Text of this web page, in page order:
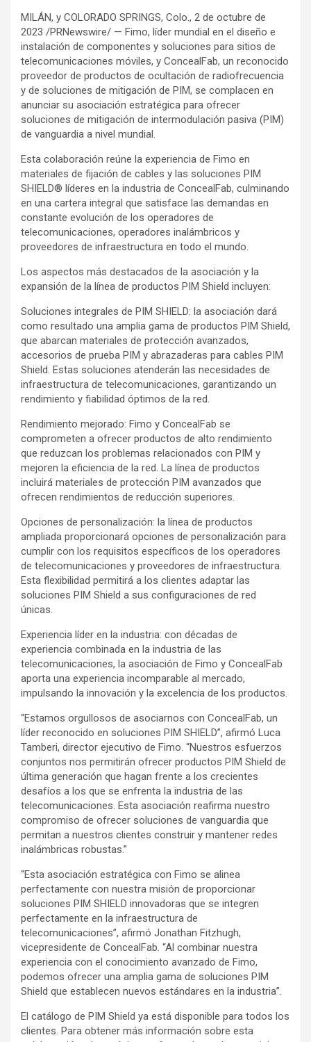
MILÁN, y COLORADO SPRINGS, Colo., 2 de octubre de
2023 /PRNewswire/ — Fimo, líder mundial en el diseño e
instalación de componentes y soluciones para sitios de
telecomunicaciones móviles, y ConcealFab, un reconocido
proveedor de productos de ocultación de radiofrecuencia
y de soluciones de mitigación de PIM, se complacen en
anunciar su asociación estratégica para ofrecer
soluciones de mitigación de intermodulación pasiva (PIM)
de vanguardia a nivel mundial.
Esta colaboración reúne la experiencia de Fimo en
materiales de fijación de cables y las soluciones PIM
SHIELD® líderes en la industria de ConcealFab, culminando
en una cartera integral que satisface las demandas en
constante evolución de los operadores de
telecomunicaciones, operadores inalámbricos y
proveedores de infraestructura en todo el mundo.
Los aspectos más destacados de la asociación y la
expansión de la línea de productos PIM Shield incluyen:
Soluciones integrales de PIM SHIELD: la asociación dará
como resultado una amplia gama de productos PIM Shield,
que abarcan materiales de protección avanzados,
accesorios de prueba PIM y abrazaderas para cables PIM
Shield. Estas soluciones atenderán las necesidades de
infraestructura de telecomunicaciones, garantizando un
rendimiento y fiabilidad óptimos de la red.
Rendimiento mejorado: Fimo y ConcealFab se
comprometen a ofrecer productos de alto rendimiento
que reduzcan los problemas relacionados con PIM y
mejoren la eficiencia de la red. La línea de productos
incluirá materiales de protección PIM avanzados que
ofrecen rendimientos de reducción superiores.
Opciones de personalización: la línea de productos
ampliada proporcionará opciones de personalización para
cumplir con los requisitos específicos de los operadores
de telecomunicaciones y proveedores de infraestructura.
Esta flexibilidad permitirá a los clientes adaptar las
soluciones PIM Shield a sus configuraciones de red
únicas.
Experiencia líder en la industria: con décadas de
experiencia combinada en la industria de las
telecomunicaciones, la asociación de Fimo y ConcealFab
aporta una experiencia incomparable al mercado,
impulsando la innovación y la excelencia de los productos.
“Estamos orgullosos de asociarnos con ConcealFab, un
líder reconocido en soluciones PIM SHIELD”, afirmó Luca
Tamberi, director ejecutivo de Fimo. “Nuestros esfuerzos
conjuntos nos permitirán ofrecer productos PIM Shield de
última generación que hagan frente a los crecientes
desafíos a los que se enfrenta la industria de las
telecomunicaciones. Esta asociación reafirma nuestro
compromiso de ofrecer soluciones de vanguardia que
permitan a nuestros clientes construir y mantener redes
inalámbricas robustas.”
“Esta asociación estratégica con Fimo se alinea
perfectamente con nuestra misión de proporcionar
soluciones PIM SHIELD innovadoras que se integren
perfectamente en la infraestructura de
telecomunicaciones”, afirmó Jonathan Fitzhugh,
vicepresidente de ConcealFab. “Al combinar nuestra
experiencia con el conocimiento avanzado de Fimo,
podemos ofrecer una amplia gama de soluciones PIM
Shield que establecen nuevos estándares en la industria”.
El catálogo de PIM Shield ya está disponible para todos los
clientes. Para obtener más información sobre esta